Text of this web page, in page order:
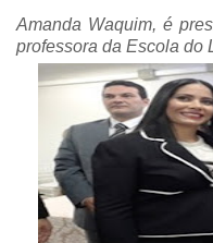
Amanda Waquim, é
professora da Escola do